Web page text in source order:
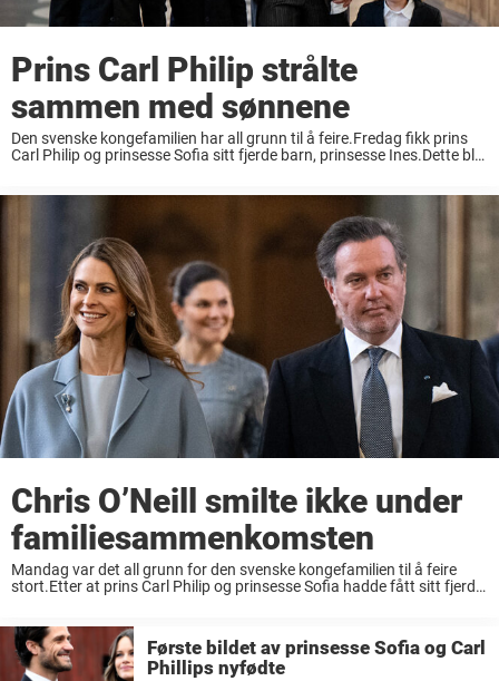
Prins Carl Philip strålte
sammen med sønnene
Den svenske kongefamilien har all grunn til å feire.Fredag fikk prins
Carl Philip og prinsesse Sofia sitt fjerde barn, prinsesse Ines.Dette ble
Chris O’Neill smilte ikke under
familiesammenkomsten
Mandag var det all grunn for den svenske kongefamilien til å feire
stort.Etter at prins Carl Philip og prinsesse Sofia hadde fått sitt fjerde
Første bildet av prinsesse Sofia og Carl
Phillips nyfødte